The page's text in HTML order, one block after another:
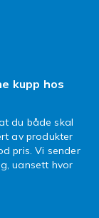
kupp hos
du både skal
av produkter
pris. Vi sender
uansett hvor